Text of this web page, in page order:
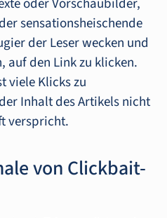
sensationsheischende
der Leser wecken und
auf den Link zu klicken.
viele Klicks zu
Inhalt des Artikels nicht
verspricht.
von Clickbait-